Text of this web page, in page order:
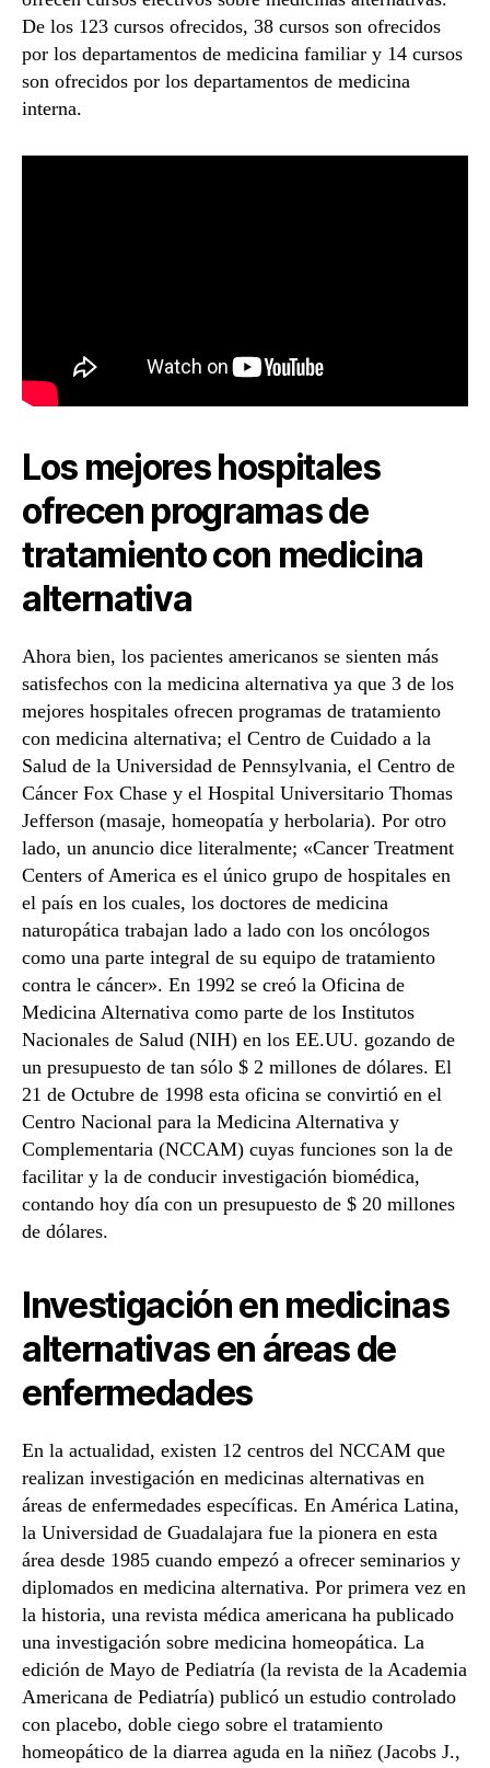
De los 123 cursos ofrecidos, 38 cursos son ofrecidos
por los departamentos de medicina familiar y 14 cursos
son ofrecidos por los departamentos de medicina
interna.
Los mejores hospitales
ofrecen programas de
tratamiento con medicina
alternativa
Ahora bien, los pacientes americanos se sienten más
satisfechos con la medicina alternativa ya que 3 de los
mejores hospitales ofrecen programas de tratamiento
con medicina alternativa; el Centro de Cuidado a la
Salud de la Universidad de Pennsylvania, el Centro de
Cáncer Fox Chase y el Hospital Universitario Thomas
Jefferson (masaje, homeopatía y herbolaria). Por otro
lado, un anuncio dice literalmente; «Cancer Treatment
Centers of America es el único grupo de hospitales en
el país en los cuales, los doctores de medicina
naturopática trabajan lado a lado con los oncólogos
como una parte integral de su equipo de tratamiento
contra le cáncer». En 1992 se creó la Oficina de
Medicina Alternativa como parte de los Institutos
Nacionales de Salud (NIH) en los EE.UU. gozando de
un presupuesto de tan sólo $ 2 millones de dólares. El
21 de Octubre de 1998 esta oficina se convirtió en el
Centro Nacional para la Medicina Alternativa y
Complementaria (NCCAM) cuyas funciones son la de
facilitar y la de conducir investigación biomédica,
contando hoy día con un presupuesto de $ 20 millones
de dólares.
Investigación en medicinas
alternativas en áreas de
enfermedades
En la actualidad, existen 12 centros del NCCAM que
realizan investigación en medicinas alternativas en
áreas de enfermedades específicas. En América Latina,
la Universidad de Guadalajara fue la pionera en esta
área desde 1985 cuando empezó a ofrecer seminarios y
diplomados en medicina alternativa. Por primera vez en
la historia, una revista médica americana ha publicado
una investigación sobre medicina homeopática. La
edición de Mayo de Pediatría (la revista de la Academia
Americana de Pediatría) publicó un estudio controlado
con placebo, doble ciego sobre el tratamiento
homeopático de la diarrea aguda en la niñez (Jacobs J.,